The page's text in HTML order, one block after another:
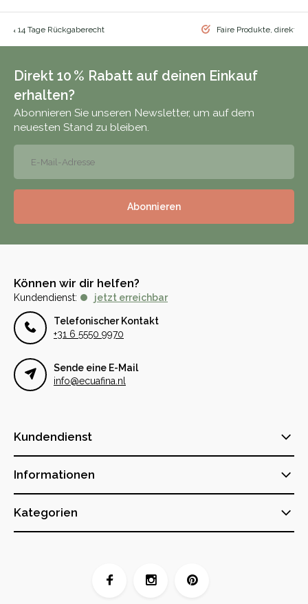
& 14 Tage Rückgaberecht Faire Produkte, direkt
Direkt 10 % Rabatt auf deinen Einkauf
erhalten?
Abonnieren Sie unseren Newsletter, um auf dem
neuesten Stand zu bleiben.
Abonnieren
Können wir dir helfen?
Kundendienst: jetzt erreichbar
Telefonischer Kontakt
+31 6 5550 9970
Sende eine E-Mail
info@ecuafina.nl
Kundendienst
Informationen
Kategorien